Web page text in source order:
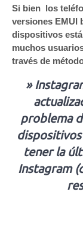
Si bien los
versiones EMUI
dispositivos
muchos
través de
»
problema
tener la
Instagram